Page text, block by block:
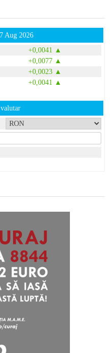
Aug 2026
+0,0041 ▲
+0,0077 ▲
+0,0023 ▲
+0,0041 ▲